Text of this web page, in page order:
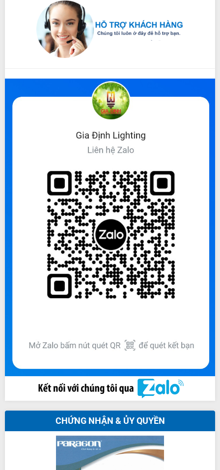
CHỨNG NHẬN & ỦY QUYỀN